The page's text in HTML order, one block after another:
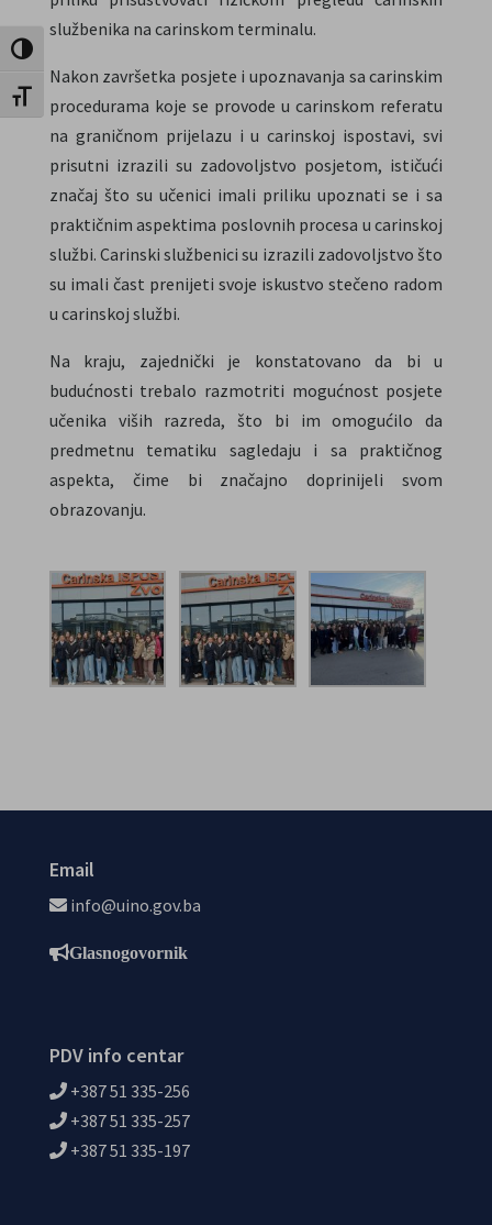
Uključi / isključi visoki kontrast
Uključi / isključi veličinu fonta
službenika na carinskom terminalu.
Nakon završetka posjete i upoznavanja sa carinskim
procedurama koje se provode u carinskom referatu
na graničnom prijelazu i u carinskoj ispostavi, svi
prisutni izrazili su zadovoljstvo posjetom, ističući
značaj što su učenici imali priliku upoznati se i sa
praktičnim aspektima poslovnih procesa u carinskoj
službi. Carinski službenici su izrazili zadovoljstvo što
su imali čast prenijeti svoje iskustvo stečeno radom
u carinskoj službi.
Na kraju, zajednički je konstatovano da bi u
budućnosti trebalo razmotriti mogućnost posjete
učenika viših razreda, što bi im omogućilo da
predmetnu tematiku sagledaju i sa praktičnog
aspekta, čime bi značajno doprinijeli svom
obrazovanju.
Email
info@uino.gov.ba
Glasnogovornik
PDV info centar
+387 51 335-256
+387 51 335-257
+387 51 335-197